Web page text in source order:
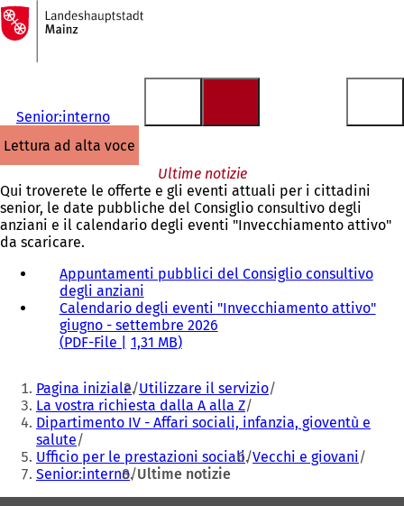
Vai al contenuto
Alla
pagina
iniziale
Senior:interno
lettura ad alta voce
Ultime notizie
Qui troverete le offerte e gli eventi attuali per i cittadini
senior, le date pubbliche del Consiglio consultivo degli
anziani e il calendario degli eventi "Invecchiamento attivo"
da scaricare.
Appuntamenti pubblici del Consiglio consultivo
degli anziani
S
i
a
e
i
n
n
a
n
Calendario degli eventi "Invecchiamento attivo"
giugno - settembre 2026
PDF-File 1,31 MB
Siete
qui:
Pagina iniziale Utilizzare il servizio
La vostra richiesta dalla A alla Z
Dipartimento IV - Affari sociali, infanzia, gioventù e
salute
Ufficio per le prestazioni sociali Vecchi e giovani
Senior:interno Ultime notizie